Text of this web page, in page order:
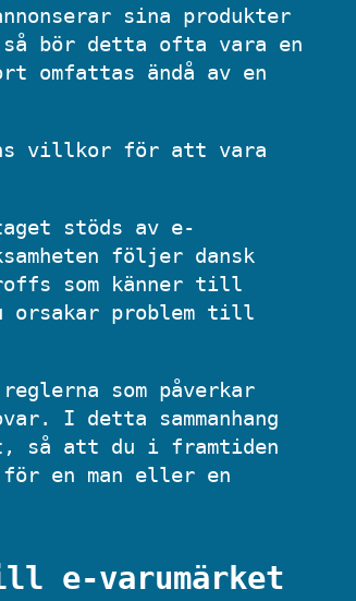
sina produkter
bör detta ofta vara en
omfattas ändå av en
villkor för att vara
stöds av e-
följer dansk
som känner till
orsakar problem till
som påverkar
I detta sammanhang
så att du i framtiden
en man eller en
e-varumärket